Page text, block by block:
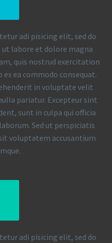
adi pisicing elit, sed do
labore et dolore magna
quis nostrud exercitation
ea commodo consequat.
in voluptate velit
pariatur. Excepteur sint
sunt in culpa qui officia
Sed ut perspiciatis
voluptatem accusantium
adi pisicing elit, sed do